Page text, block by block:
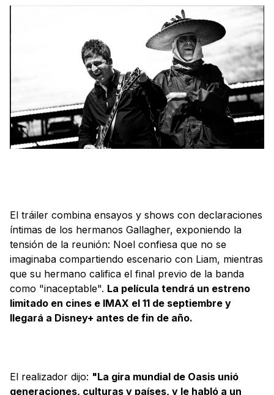
El tráiler combina ensayos y shows con declaraciones
íntimas de los hermanos Gallagher, exponiendo la
tensión de la reunión: Noel confiesa que no se
imaginaba compartiendo escenario con Liam, mientras
que su hermano califica el final previo de la banda
como "inaceptable". La película tendrá un estreno
limitado en cines e IMAX el 11 de septiembre y
llegará a Disney+ antes de fin de año.
El realizador dijo: "La gira mundial de Oasis unió
generaciones, culturas y países, y le habló a un